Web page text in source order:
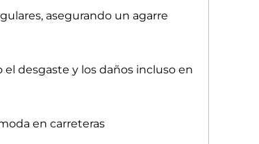
asegurando un agarre
desgaste y los daños incluso en
en carreteras